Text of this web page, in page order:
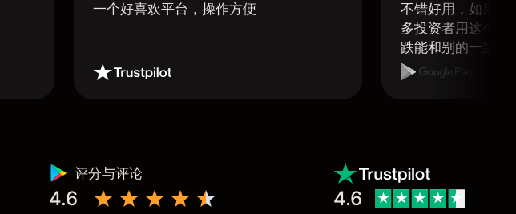
一个好喜欢平台，操作方便
不错好用，如果可
多投资者用这个软
跌能和别的一致那
评分与评论
4.6 4.6